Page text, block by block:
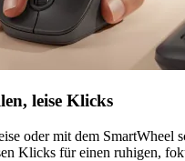
leise Klicks
oder mit dem SmartWheel
Klicks für einen ruhigen,